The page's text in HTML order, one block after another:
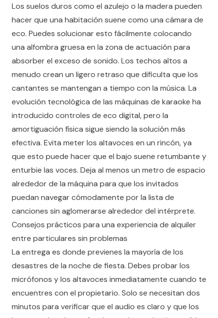
Los suelos duros como el azulejo o la madera pueden
hacer que una habitación suene como una cámara de
eco. Puedes solucionar esto fácilmente colocando
una alfombra gruesa en la zona de actuación para
absorber el exceso de sonido. Los techos altos a
menudo crean un ligero retraso que dificulta que los
cantantes se mantengan a tiempo con la música. La
evolución tecnológica de las máquinas de karaoke ha
introducido controles de eco digital, pero la
amortiguación física sigue siendo la solución más
efectiva. Evita meter los altavoces en un rincón, ya
que esto puede hacer que el bajo suene retumbante y
enturbie las voces. Deja al menos un metro de espacio
alrededor de la máquina para que los invitados
puedan navegar cómodamente por la lista de
canciones sin aglomerarse alrededor del intérprete.
Consejos prácticos para una experiencia de alquiler
entre particulares sin problemas
La entrega es donde previenes la mayoría de los
desastres de la noche de fiesta. Debes probar los
micrófonos y los altavoces inmediatamente cuando te
encuentres con el propietario. Solo se necesitan dos
minutos para verificar que el audio es claro y que los